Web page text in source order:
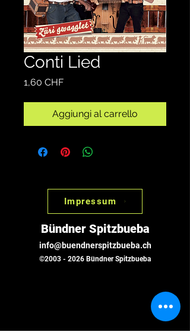
Conti Lied
1,60 CHFPrezzo
Aggiungi al carrello
Impressum
Bündner Spitzbueba
info@buendnerspitzbueba.ch
©2003 - 2026 Bündner Spitzbueba